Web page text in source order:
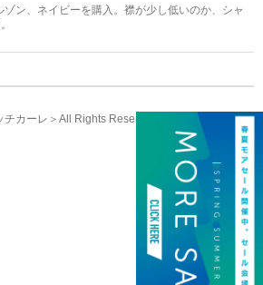
ゾン、ネイビーを購入。襟が少し低いのか、シャ
チカーレ＞ All Rights Reserved. 058-213-8333